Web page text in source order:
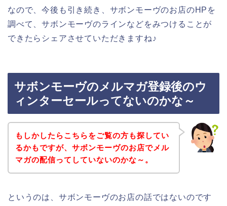
なので、今後も引き続き、サボンモーヴのお店のHPを
調べて、サボンモーヴのラインなどをみつけることが
できたらシェアさせていただきますね♪
サボンモーヴのメルマガ登録後のウ
ィンターセールってないのかな～
もしかしたらこちらをご覧の方も探してい
るかもですが、サボンモーヴのお店でメル
マガの配信ってしていないのかな～。
というのは、サボンモーヴのお店の話ではないのです